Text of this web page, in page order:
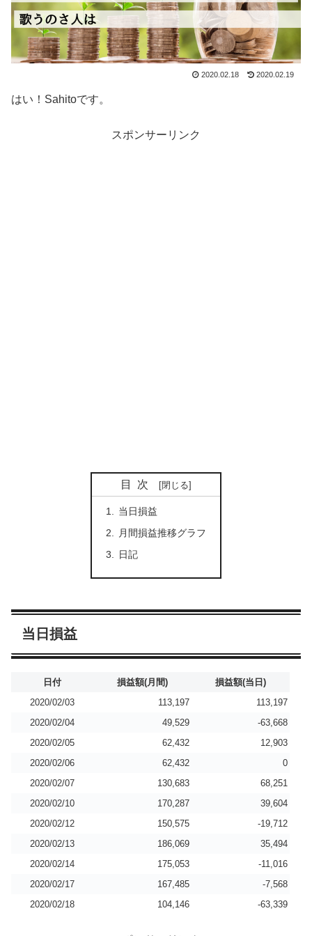
2020.02.18 2020.02.19
はい！Sahitoです。
スポンサーリンク
目次
当日損益
月間損益推移グラフ
日記
当日損益
日付 損益額(月間)
損益額(当日)
2020/02/03
113,197
113,197
2020/02/04
49,529
-63,668
2020/02/05
62,432
12,903
2020/02/06
62,432
0
2020/02/07
130,683
68,251
2020/02/10
170,287
39,604
2020/02/12
150,575
-19,712
2020/02/13
186,069
35,494
2020/02/14
175,053
-11,016
2020/02/17
167,485
-7,568
2020/02/18
104,146 -63,339